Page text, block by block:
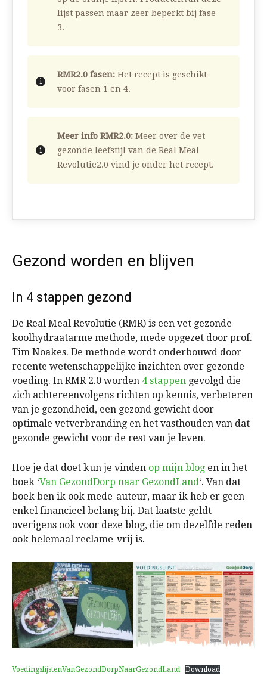
lijst passen maar zeer beperkt bij fase
3.
RMR2.0 fasen: Het recept is geschikt
voor fasen 1 en 4.
Meer info RMR2.0: Meer over de vet
gezonde leefstijl van de Real Meal
Revolutie2.0 vind je onder het recept.
Gezond worden en blijven
In 4 stappen gezond
De Real Meal Revolutie (RMR) is een vet gezonde
koolhydraatarme methode, mede opgezet door prof.
Tim Noakes. De methode wordt onderbouwd door
recente wetenschappelijke inzichten over gezonde
voeding. In RMR 2.0 worden 4 stappen gevolgd die
zich achtereenvolgens richten op kennis, verbeteren
van je gezondheid, een gezond gewicht door
optimale vetverbranding en het vasthouden van dat
gezonde gewicht voor de rest van je leven.
Hoe je dat doet kun je vinden op mijn blog en in het
boek ‘Van GezondDorp naar GezondLand‘. Van dat
boek ben ik ook mede-auteur, maar ik heb er geen
enkel financieel belang bij. Dat laatste geldt
overigens ook voor deze blog, die om dezelfde reden
ook helemaal reclame-vrij is.
VoedingslijstenVanGezondDorpNaarGezondLand Download